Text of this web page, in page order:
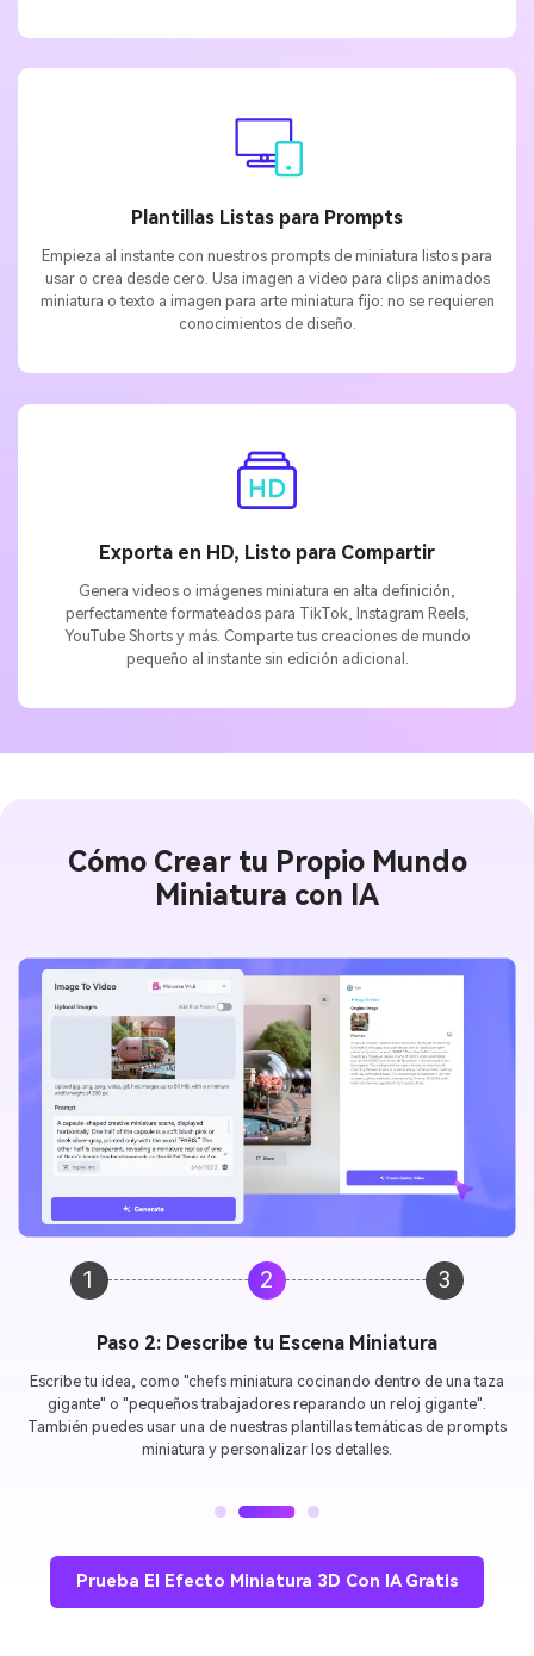
Plantillas Listas para Prompts
Empieza al instante con nuestros prompts de miniatura listos para
usar o crea desde cero. Usa imagen a video para clips animados
miniatura o texto a imagen para arte miniatura fijo: no se requieren
conocimientos de diseño.
Exporta en HD, Listo para Compartir
Genera videos o imágenes miniatura en alta definición,
perfectamente formateados para TikTok, Instagram Reels,
YouTube Shorts y más. Comparte tus creaciones de mundo
pequeño al instante sin edición adicional.
Cómo Crear tu Propio Mundo
Miniatura con IA
1 2 3
Paso 3: Genera y Descarga
Haz clic en Generar y mira cómo tu mundo miniatura cobra vida. En
segundos, tendrás un video o imagen en alta definición listo para
descargar y compartir en TikTok, Instagram Reels, YouTube Shorts o
cualquier plataforma que prefieras.
Prueba El Efecto Miniatura 3D Con IA Gratis